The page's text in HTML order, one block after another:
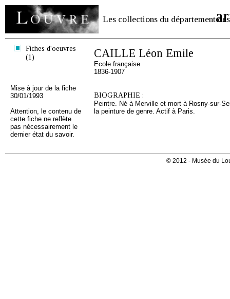
Les collections du département des
Fiches d'oeuvres
(1)
Mise à jour de la fiche
30/01/1993
Attention, le contenu de
cette fiche ne reflète
pas nécessairement le
dernier état du savoir.
CAILLE Léon Emile
Ecole française
1836-1907
BIOGRAPHIE :
Peintre. Né à Merville et mort à Rosny-sur-
la peinture de genre. Actif à Paris.
© 2012 - Musée du